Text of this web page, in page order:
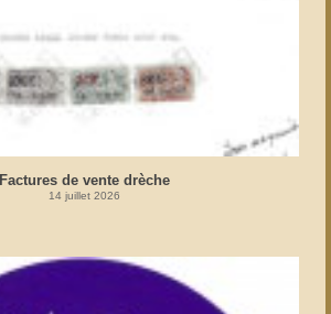
Factures de vente drèche
14 juillet 2026